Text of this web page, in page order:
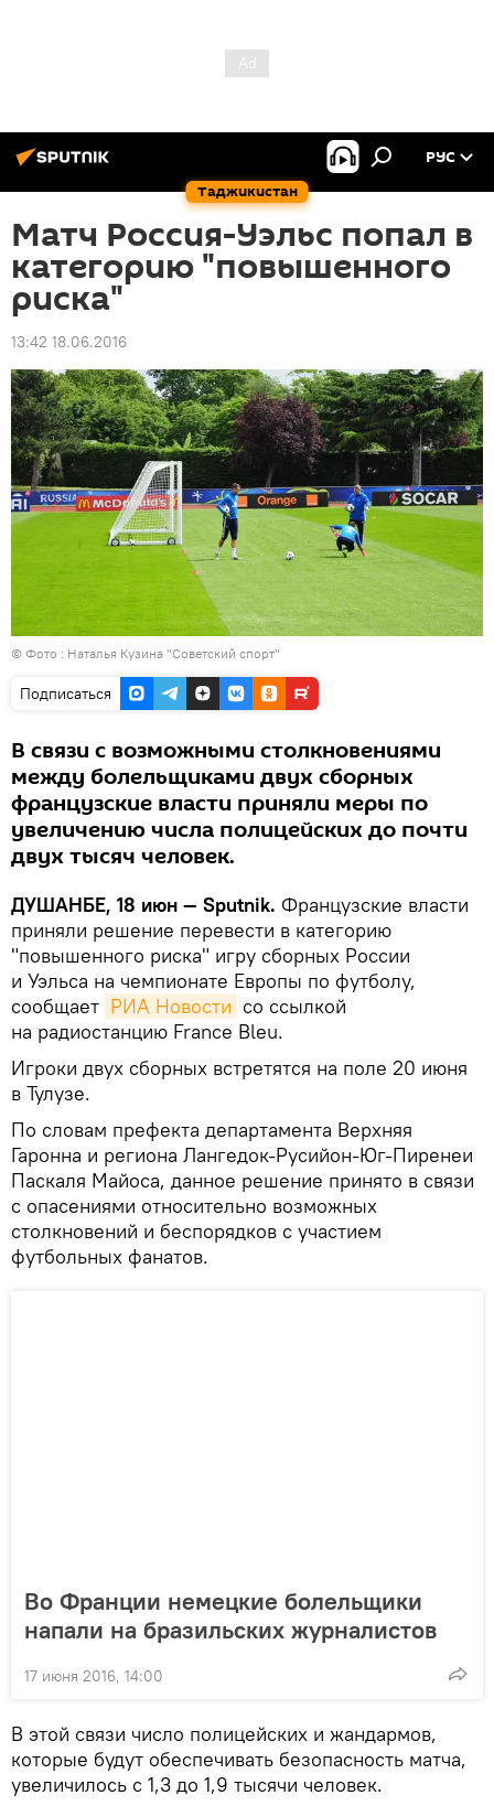
Таджикистан
РУС
Матч Россия-Уэльс попал в
категорию "повышенного
риска"
13:42 18.06.2016
© Фото : Наталья Кузина "Советский спорт"
Подписаться
В связи с возможными столкновениями
между болельщиками двух сборных
французские власти приняли меры по
увеличению числа полицейских до почти
двух тысяч человек.
ДУШАНБЕ, 18 июн — Sputnik. Французские власти
приняли решение перевести в категорию
"повышенного риска" игру сборных России
и Уэльса на чемпионате Европы по футболу,
сообщает РИА Новости со ссылкой
на радиостанцию France Bleu.
Игроки двух сборных встретятся на поле 20 июня
в Тулузе.
По словам префекта департамента Верхняя
Гаронна и региона Лангедок-Русийон-Юг-Пиренеи
Паскаля Майоса, данное решение принято в связи
с опасениями относительно возможных
столкновений и беспорядков с участием
футбольных фанатов.
Во Франции немецкие болельщики
напали на бразильских журналистов
17 июня 2016, 14:00
В этой связи число полицейских и жандармов,
которые будут обеспечивать безопасность матча,
увеличилось с 1,3 до 1,9 тысячи человек.